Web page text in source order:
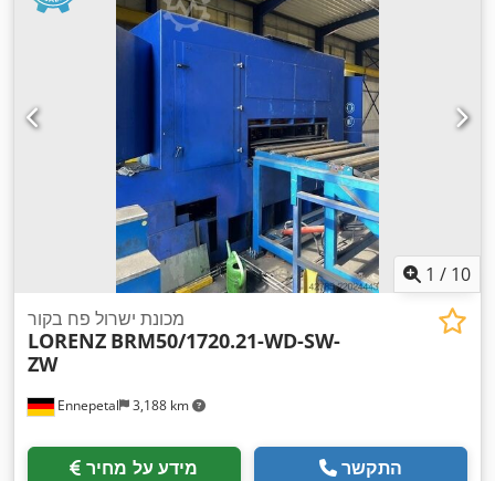
1 / 10
Ennepetal 3,188 km
מכונת ישרול פח בקור
LORENZ BRM50/1720.21-WD-SW-
ZW
מידע על מחיר התקשר